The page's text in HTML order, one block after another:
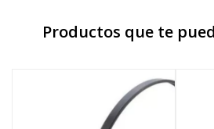
Productos que te